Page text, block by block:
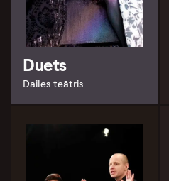
Duets
Dailes teātris